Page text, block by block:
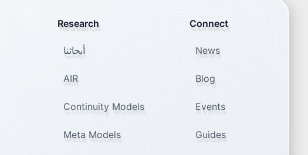
Research
أبحاثنا
AIR
Continuity Models
Meta Models
Connect
News
Blog
Events
Guides